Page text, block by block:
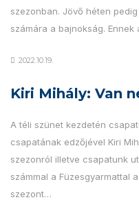
szezonban. Jövő héten
számára a bajnokság.
2022.10.19.
Kiri Mihály: Van
A téli szünet kezdetén
csapatának edzőjével Kiri
szezonról illetve csapatunk
számmal a Füzesgyarmattal
szezont…